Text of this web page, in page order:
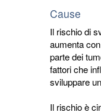
Cause
Il rischio di
aumenta
parte dei
fattori che
sviluppare
Il rischio è